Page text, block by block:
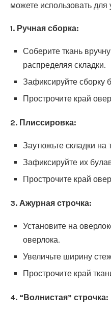
можете использовать
1. Ручная сборка:
Соберите ткань
распределяя складки.
Зафиксируйте сборку
Прострочите край
2. Плиссировка:
Заутюжьте складки на
Зафиксируйте их
Прострочите край
3. Ажурная строчка:
Установите на
оверлока.
Увеличьте ширину
Прострочите край
4. “Волнистая” строчка: